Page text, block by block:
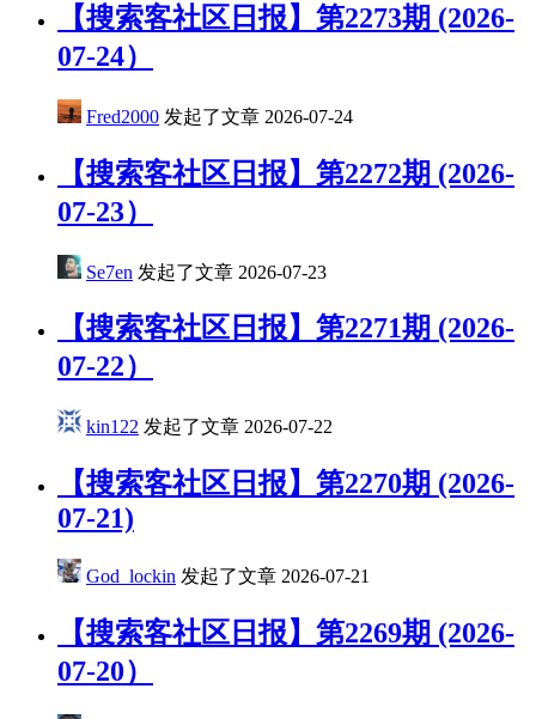
【搜索客社区日报】第2273期 (2026-
07-24）
Fred2000 发起了文章 2026-07-24
【搜索客社区日报】第2272期 (2026-
07-23）
Se7en 发起了文章 2026-07-23
​【搜索客社区日报】第2271期 (2026-
07-22）
kin122 发起了文章 2026-07-22
【搜索客社区日报】第2270期 (2026-
07-21)
God_lockin 发起了文章 2026-07-21
【搜索客社区日报】第2269期 (2026-
07-20）